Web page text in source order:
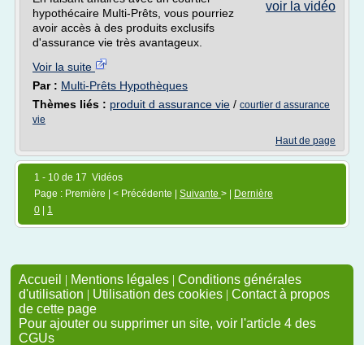
voir la vidéo
hypothécaire Multi-Prêts, vous pourriez
avoir accès à des produits exclusifs
d'assurance vie très avantageux.
Voir la suite
Par : Multi-Prêts Hypothèques
Thèmes liés : produit d assurance vie / courtier d assurance
vie
Haut de page
1 - 10 de 17 Vidéos
Page : Première | < Précédente | Suivante > |
Dernière
0
1
Accueil | Mentions légales | Conditions générales
d'utilisation | Utilisation des cookies | Contact à propos
de cette page
Pour ajouter ou supprimer un site, voir l'article 4 des
CGUs